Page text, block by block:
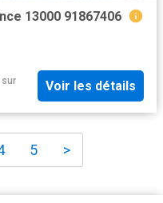
13000 91867406
sur
Voir les détails
5 >